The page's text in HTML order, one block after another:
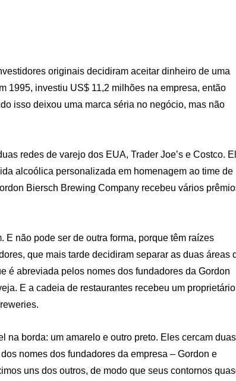
originais decidiram aceitar dinheiro de uma
1995, investiu US$ 11,2 milhões na empresa, então
isso deixou uma marca séria no negócio, mas não
redes de varejo dos EUA, Trader Joe’s e Costco.
alcoólica personalizada em homenagem ao time de
Biersch Brewing Company recebeu vários
não pode ser de outra forma, porque têm raízes
que mais tarde decidiram separar as duas áreas
é abreviada pelos nomes dos fundadores da Gordon
E a cadeia de restaurantes recebeu um proprietário
na borda: um amarelo e outro preto. Eles cercam duas
dos nomes dos fundadores da empresa – Gordon e
uns dos outros, de modo que seus contornos